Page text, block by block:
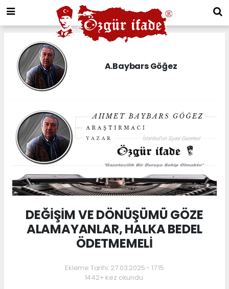
A.Baybars Göğez
DEĞİŞİM VE DÖNÜŞÜMÜ GÖZE
ALAMAYANLAR, HALKA BEDEL
ÖDETMEMELİ
Ekleme Tarihi: 27.03.2025 - 17:15
1442+ kez okundu.